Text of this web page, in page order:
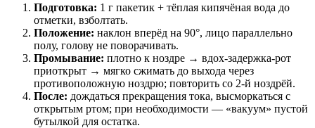
Подготовка: 1 г пакетик + тёплая кипячёная вода до
отметки, взболтать.
Положение: наклон вперёд на 90°, лицо параллельно
полу, голову не поворачивать.
Промывание: плотно к ноздре → вдох-задержка-рот
приоткрыт → мягко сжимать до выхода через
противоположную ноздрю; повторить со 2-й ноздрёй.
После: дождаться прекращения тока, высморкаться с
открытым ртом; при необходимости — «вакуум» пустой
бутылкой для остатка.